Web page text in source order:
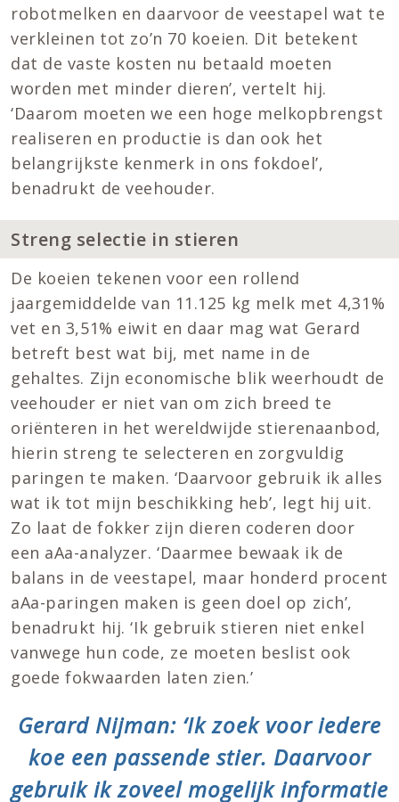
robotmelken en daarvoor de veestapel wat te
verkleinen tot zo’n 70 koeien. Dit betekent
dat de vaste kosten nu betaald moeten
worden met minder dieren’, vertelt hij.
‘Daarom moeten we een hoge melkopbrengst
realiseren en productie is dan ook het
belangrijkste kenmerk in ons fokdoel’,
benadrukt de veehouder.
Streng selectie in stieren
De koeien tekenen voor een rollend
jaargemiddelde van 11.125 kg melk met 4,31%
vet en 3,51% eiwit en daar mag wat Gerard
betreft best wat bij, met name in de
gehaltes. Zijn economische blik weerhoudt de
veehouder er niet van om zich breed te
oriënteren in het wereldwijde stierenaanbod,
hierin streng te selecteren en zorgvuldig
paringen te maken. ‘Daarvoor gebruik ik alles
wat ik tot mijn beschikking heb’, legt hij uit.
Zo laat de fokker zijn dieren coderen door
een aAa-analyzer. ‘Daarmee bewaak ik de
balans in de veestapel, maar honderd procent
aAa-paringen maken is geen doel op zich’,
benadrukt hij. ‘Ik gebruik stieren niet enkel
vanwege hun code, ze moeten beslist ook
goede fokwaarden laten zien.’
Gerard Nijman: ‘Ik zoek voor iedere
koe een passende stier. Daarvoor
gebruik ik zoveel mogelijk informatie